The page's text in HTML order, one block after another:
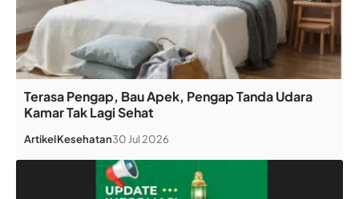
Terasa Pengap, Bau Apek, Pengap Tanda Udara
Kamar Tak Lagi Sehat
ArtikelKesehatan30 Jul 2026